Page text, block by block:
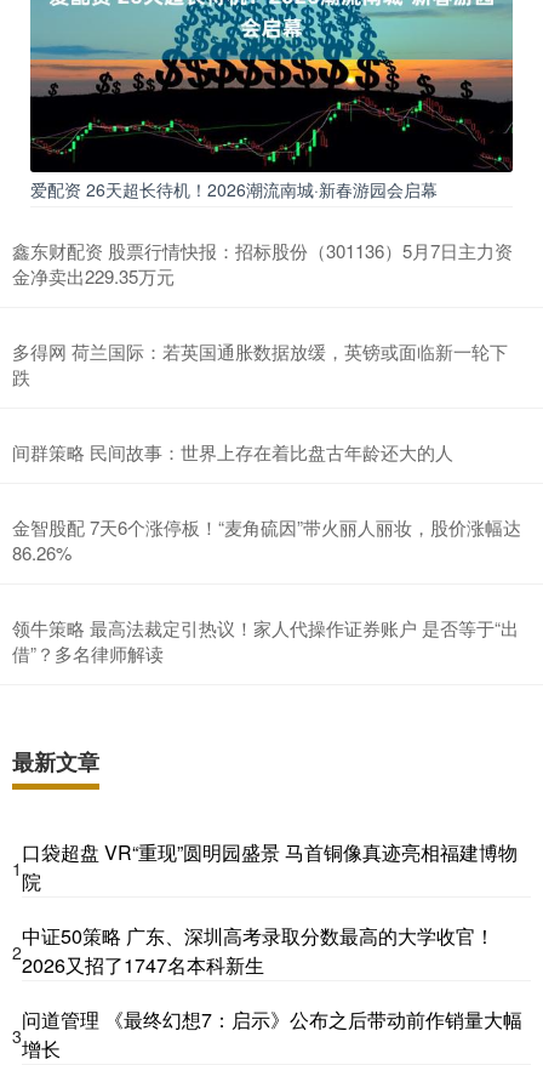
爱配资 26天超长待机！2026潮流南城·新春游园会启幕
鑫东财配资 股票行情快报：招标股份（301136）5月7日主力资
金净卖出229.35万元
多得网 荷兰国际：若英国通胀数据放缓，英镑或面临新一轮下
跌
间群策略 民间故事：世界上存在着比盘古年龄还大的人
金智股配 7天6个涨停板！“麦角硫因”带火丽人丽妆，股价涨幅达
86.26%
领牛策略 最高法裁定引热议！家人代操作证券账户 是否等于“出
借”？多名律师解读
最新文章
1
口袋超盘 VR“重现”圆明园盛景 马首铜像真迹亮相福建博物
院
2
中证50策略 广东、深圳高考录取分数最高的大学收官！
2026又招了1747名本科新生
3
问道管理 《最终幻想7：启示》公布之后带动前作销量大幅
增长